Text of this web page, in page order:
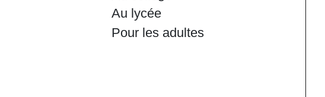
Au lycée
Pour les adultes